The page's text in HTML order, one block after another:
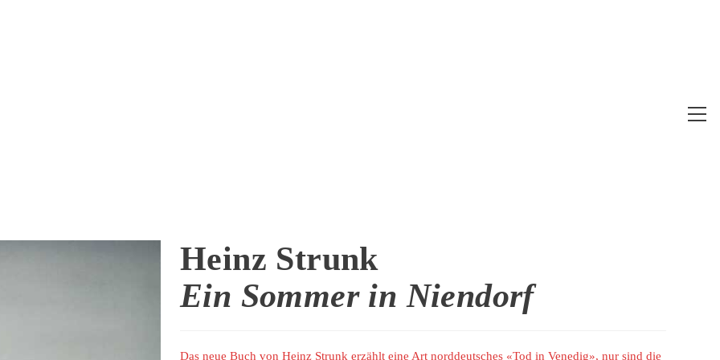
Heinz Strunk
Ein Sommer in Niendorf
Das neue Buch von Heinz Strunk erzählt eine Art norddeutsches «Tod in Venedig», nur sind die